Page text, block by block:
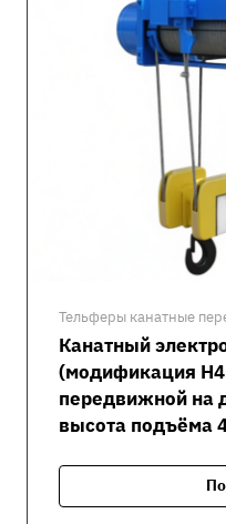
Тельферы канатные
Канатный
(модификация
передвижной на
высота подъёма